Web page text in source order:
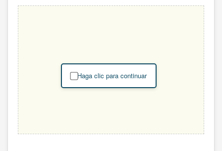
Haga clic para continuar